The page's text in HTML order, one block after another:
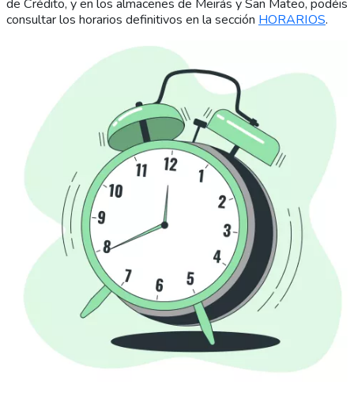
de Crédito, y en los almacenes de Meirás y San Mateo, podéis
consultar los horarios definitivos en la sección HORARIOS.